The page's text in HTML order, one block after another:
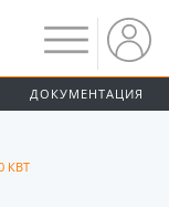
ДОКУМЕНТАЦИЯ
КВТ